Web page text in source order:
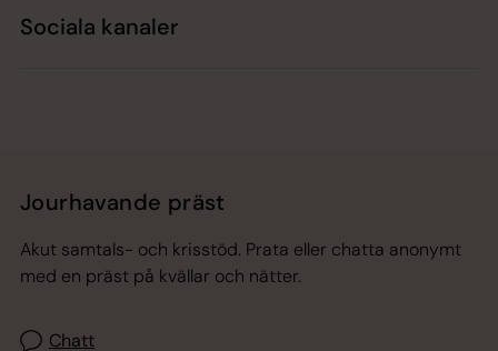
Sociala kanaler
Jourhavande präst
Akut samtals- och krisstöd. Prata eller chatta anonymt
med en präst på kvällar och nätter.
Chatt